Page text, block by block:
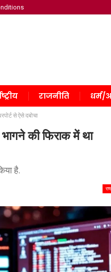
राजनीति धर्म/
से ऐसे दबोचा
की फिराक में था
है.